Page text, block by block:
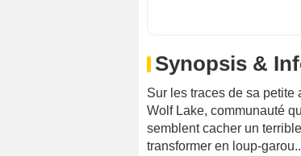
Synopsis &
Sur les traces de sa
Wolf Lake, communauté
semblent cacher un
transformer en loup-